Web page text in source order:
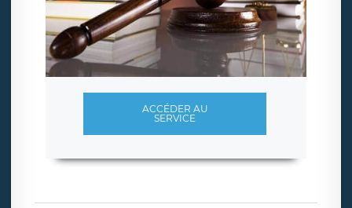
ACCÉDER AU
SERVICE